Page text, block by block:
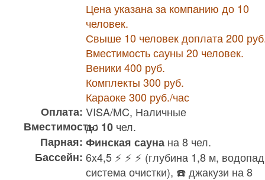
Цена указана за компанию до 10
человек.
Свыше 10 человек доплата 200
Вместимость сауны 20 человек.
Веники 400 руб.
Комплекты 300 руб.
Караоке 300 руб./час
Оплата: VISA/MC, Наличные
Вместимость:
до 10 чел.
Парная: Финская сауна на 8 чел.
Бассейн: 6x4,5 ⚡ ⚡ ⚡ (глубина 1,8 м,
система очистки), ☎️ джакузи на 8